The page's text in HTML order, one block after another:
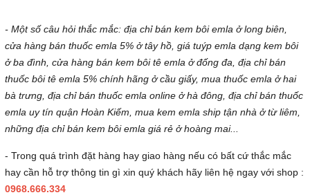
- Một số câu hỏi thắc mắc: địa chỉ bán kem bôi emla ở long biên,
cửa hàng bán thuốc emla 5% ở tây hồ, giá tuýp emla dạng kem bôi
ở ba đình, cửa hàng bán kem bôi tê emla ở đống đa, địa chỉ bán
thuốc bôi tê emla 5% chính hãng ở cầu giấy, mua thuốc emla ở hai
bà trưng, địa chỉ bán thuốc emla online ở hà đông, địa chỉ bán thuốc
emla uy tín quận Hoàn Kiếm, mua kem emla ship tận nhà ở từ liêm,
những địa chỉ bán kem bôi emla giá rẻ ở hoàng mai...
- Trong quá trình đặt hàng hay giao hàng nếu có bất cứ thắc mắc
hay cần hỗ trợ thông tin gì xin quý khách hãy liên hệ ngay với shop :
0968.666.334